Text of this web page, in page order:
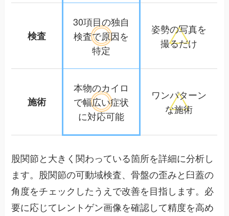
検査
30項目の独自
検査で原因を
特定
姿勢の写真を
撮るだけ
施術
本物のカイロ
で幅広い症状
に対応可能
ワンパターン
な施術
股関節と大きく関わっている箇所を詳細に分析し
ます。股関節の可動域検査、骨盤の歪みと臼蓋の
角度をチェックしたうえで改善を目指します。必
要に応じてレントゲン画像を確認して精度を高め